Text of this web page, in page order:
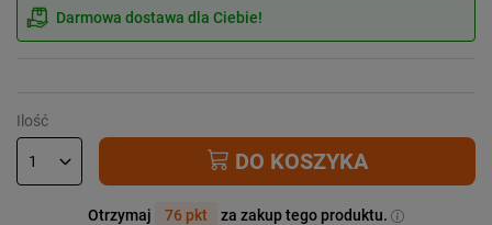
Darmowa dostawa dla Ciebie!
Ilość
DO KOSZYKA
Otrzymaj 76 pkt za zakup tego produktu.